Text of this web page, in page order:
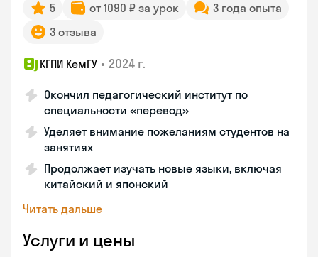
5 от 1090 ₽ за урок
3 года опыта
3 отзыва
КГПИ КемГУ • 2024 г.
Окончил педагогический институт по
специальности «перевод»
Уделяет внимание пожеланиям студентов на
занятиях
Продолжает изучать новые языки, включая
китайский и японский
Читать дальше
Услуги и цены